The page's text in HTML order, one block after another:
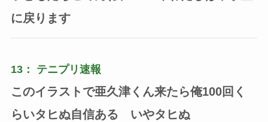
に戻ります
13： テニプリ速報
このイラストで亜久津くん来たら俺100回く
らいタヒぬ自信ある いやタヒぬ